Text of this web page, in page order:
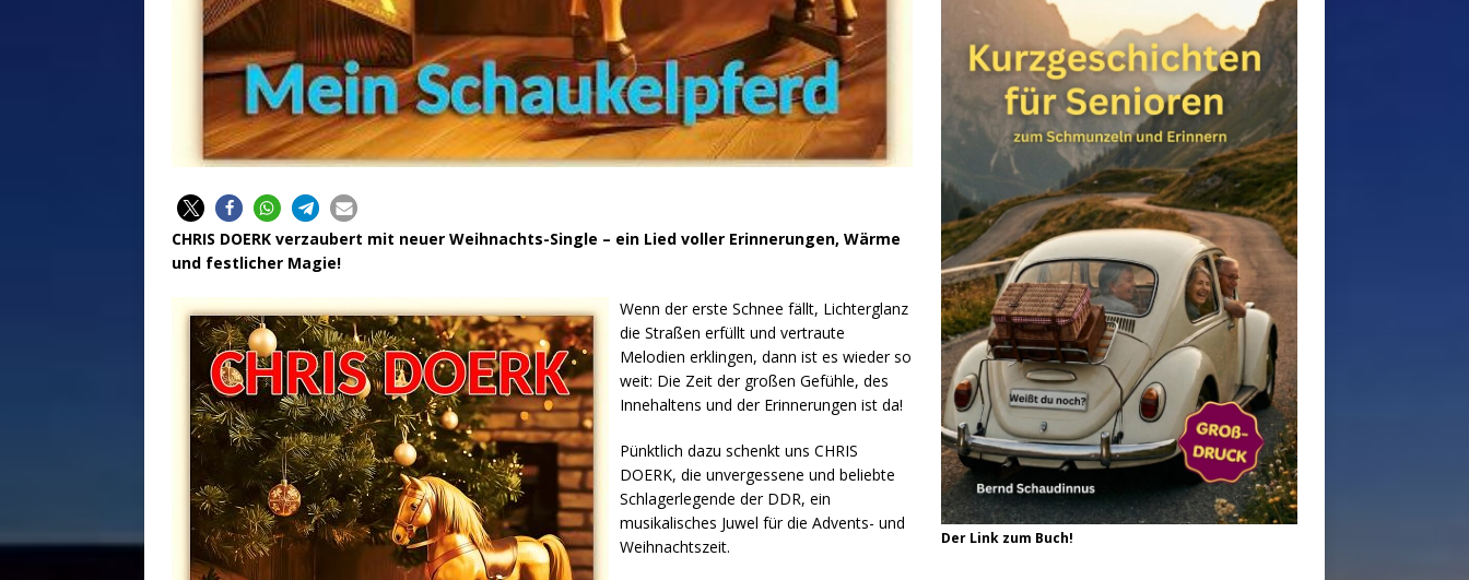
CHRIS DOERK verzaubert mit neuer Weihnachts-Single – ein Lied voller Erinnerungen, Wärme
und festlicher Magie!
Wenn der erste Schnee fällt, Lichterglanz
die Straßen erfüllt und vertraute
Melodien erklingen, dann ist es wieder so
weit: Die Zeit der großen Gefühle, des
Innehaltens und der Erinnerungen ist da!
Pünktlich dazu schenkt uns CHRIS
DOERK, die unvergessene und beliebte
Schlagerlegende der DDR, ein
musikalisches Juwel für die Advents- und
Weihnachtszeit.
Der Link zum Buch!